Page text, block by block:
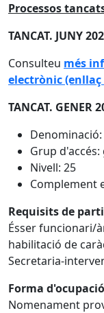
Processos
TANCAT. JUNY
Consulteu més
electrònic
TANCAT.
Grup
Nivell: 25
Complement
Requisits de
Ésser funcionari/
habilitació de
Secretaria-
Forma
Nomenament